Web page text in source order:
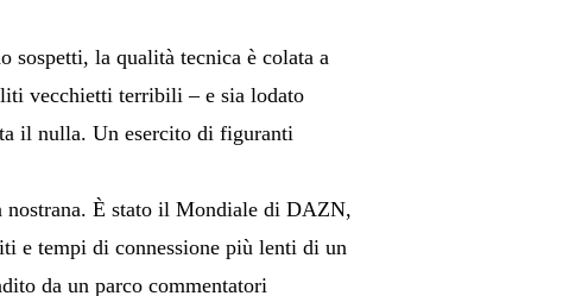
la qualità tecnica è colata a
vecchietti terribili – e sia lodato
il nulla. Un esercito di figuranti
nostrana. È stato il Mondiale di DAZN,
e tempi di connessione più lenti di un
da un parco commentatori